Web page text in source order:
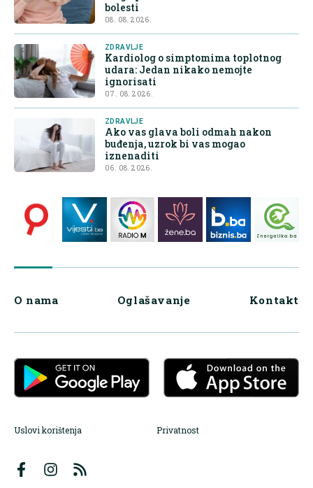
bolesti
08. 08. 2026.
ZDRAVLJE
Kardiolog o simptomima toplotnog
udara: Jedan nikako nemojte
ignorisati
07. 08. 2026.
ZDRAVLJE
Ako vas glava boli odmah nakon
buđenja, uzrok bi vas mogao
iznenaditi
06. 08. 2026.
O nama Oglašavanje Kontakt
Uslovi korištenja Privatnost